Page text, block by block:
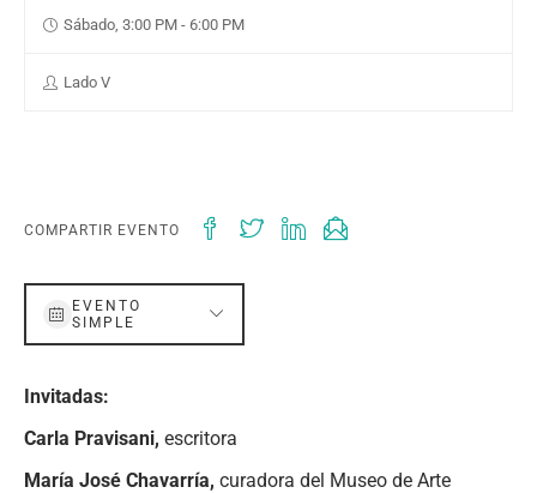
Sábado, 3:00 PM - 6:00 PM
Lado V
COMPARTIR EVENTO
EVENTO
SIMPLE
Invitadas:
Carla Pravisani, escritora
María José Chavarría, curadora del Museo de Arte